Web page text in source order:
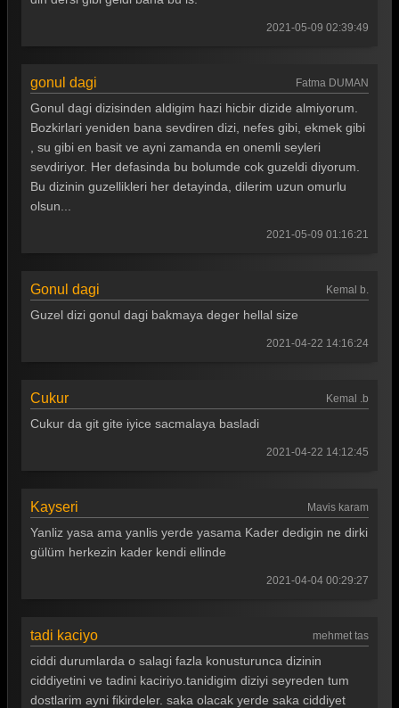
2021-05-09 02:39:49
gonul dagi Fatma DUMAN
Gonul dagi dizisinden aldigim hazi hicbir dizide almiyorum.
Bozkirlari yeniden bana sevdiren dizi, nefes gibi, ekmek gibi
, su gibi en basit ve ayni zamanda en onemli seyleri
sevdiriyor. Her defasinda bu bolumde cok guzeldi diyorum.
Bu dizinin guzellikleri her detayinda, dilerim uzun omurlu
olsun...
2021-05-09 01:16:21
Gonul dagi Kemal b.
Guzel dizi gonul dagi bakmaya deger hellal size
2021-04-22 14:16:24
Cukur Kemal .b
Cukur da git gite iyice sacmalaya basladi
2021-04-22 14:12:45
Kayseri Mavis karam
Yanliz yasa ama yanlis yerde yasama Kader dedigin ne dirki
gülüm herkezin kader kendi ellinde
2021-04-04 00:29:27
tadi kaciyo mehmet tas
ciddi durumlarda o salagi fazla konusturunca dizinin
ciddiyetini ve tadini kaciriyo.tanidigim diziyi seyreden tum
dostlarim ayni fikirdeler. saka olacak yerde saka ciddiyet